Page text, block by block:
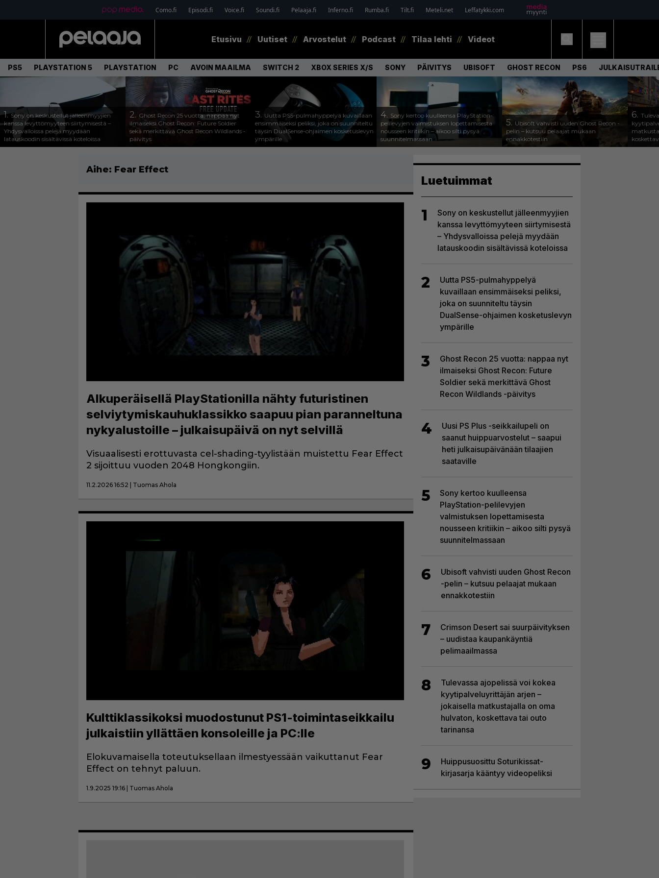
Como.fi Episodi.fi Voice.fi Soundi.fi Pelaaja.fi Inferno.fi Rumba.fi Tilt.fi Meteli.net Leffatykki.com
Etusivu Uutiset Arvostelut Podcast Tilaa lehti Videot
PS5 PLAYSTATION 5 PLAYSTATION PC AVOIN MAAILMA SWITCH 2 XBOX SERIES X/S SONY PÄIVITYS UBISOFT GHOST RECON PS6
1.Sony on keskustellut jälleenmyyjien
kanssa levyttömyyteen siirtymisestä –
Yhdysvalloissa pelejä myydään
latauskoodin sisältävissä koteloissa
2. Ghost Recon 25 vuotta: nappaa nyt
ilmaiseksi Ghost Recon: Future Soldier
sekä merkittävä Ghost Recon Wildlands -
päivitys
3. Uutta PS5-pulmahyppelyä kuvaillaan
ensimmäiseksi peliksi, joka on suunniteltu
täysin DualSense-ohjaimen kosketuslevyn
ympärille
4. Sony kertoo kuulleensa PlayStation-
pelilevyjen valmistuksen lopettamisesta
nousseen kritiikin – aikoo silti pysyä
suunnitelmassaan
5. Ubisoft vahvisti uuden Ghost Recon -
pelin – kutsuu pelaajat mukaan
ennakkotestiin
6.
Aihe: Fear Effect
Alkuperäisellä PlayStationilla nähty futuristinen
selviytymiskauhuklassikko saapuu pian paranneltuna
nykyalustoille – julkaisupäivä on nyt selvillä
Visuaalisesti erottuvasta cel-shading-tyylistään muistettu Fear Effect
2 sijoittuu vuoden 2048 Hongkongiin.
11.2.2026 16:52 | Tuomas Ahola
Kulttiklassikoksi muodostunut PS1-toimintaseikkailu
julkaistiin yllättäen konsoleille ja PC:lle
Elokuvamaisella toteutuksellaan ilmestyessään vaikuttanut Fear
Effect on tehnyt paluun.
1.9.2025 19:16 | Tuomas Ahola
Luetuimmat
1
Sony on keskustellut jälleenmyyjien
kanssa levyttömyyteen siirtymisestä
– Yhdysvalloissa pelejä myydään
latauskoodin sisältävissä koteloissa
2
Uutta PS5-pulmahyppelyä
kuvaillaan ensimmäiseksi peliksi,
joka on suunniteltu täysin
DualSense-ohjaimen kosketuslevyn
ympärille
3
Ghost Recon 25 vuotta: nappaa nyt
ilmaiseksi Ghost Recon: Future
Soldier sekä merkittävä Ghost
Recon Wildlands -päivitys
4
Uusi PS Plus -seikkailupeli on
saanut huippuarvostelut – saapui
heti julkaisupäivänään tilaajien
saataville
5
Sony kertoo kuulleensa
PlayStation-pelilevyjen
valmistuksen lopettamisesta
nousseen kritiikin – aikoo silti pysyä
suunnitelmassaan
6
Ubisoft vahvisti uuden Ghost Recon
-pelin – kutsuu pelaajat mukaan
ennakkotestiin
7
Crimson Desert sai suurpäivityksen
– uudistaa kaupankäyntiä
pelimaailmassa
8
Tulevassa ajopelissä voi kokea
kyytipalveluyrittäjän arjen –
jokaisella matkustajalla on oma
hulvaton, koskettava tai outo
tarinansa
9
Huippusuosittu Soturikissat-
kirjasarja kääntyy videopeliksi